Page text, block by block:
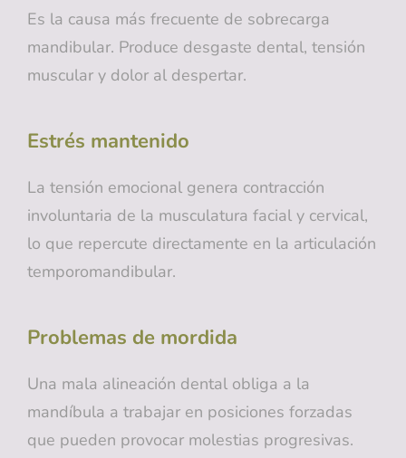
Es la causa más frecuente de sobrecarga
mandibular. Produce desgaste dental, tensión
muscular y dolor al despertar.
Estrés mantenido
La tensión emocional genera contracción
involuntaria de la musculatura facial y cervical,
lo que repercute directamente en la articulación
temporomandibular.
Problemas de mordida
Una mala alineación dental obliga a la
mandíbula a trabajar en posiciones forzadas
que pueden provocar molestias progresivas.